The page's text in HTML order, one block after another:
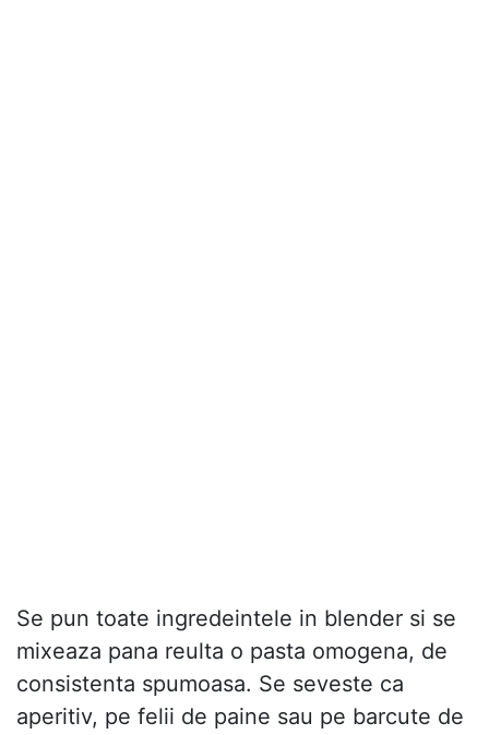
Se pun toate ingredeintele in blender si se
mixeaza pana reulta o pasta omogena, de
consistenta spumoasa. Se seveste ca
aperitiv, pe felii de paine sau pe barcute de